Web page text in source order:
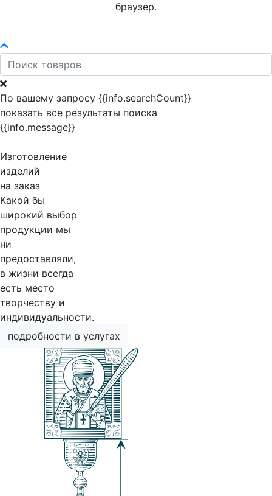
браузер.
По вашему запросу {{info.searchCount}}
показать все результаты поиска
{{info.message}}
Изготовление
изделий
на заказ
Какой бы
широкий выбор
продукции мы
ни
предоставляли,
в жизни всегда
есть место
творчеству и
индивидуальности.
подробности в услугах